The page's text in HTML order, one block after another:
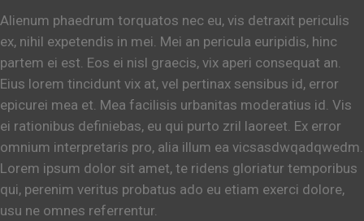
Alienum phaedrum torquatos nec eu, vis detraxit periculis
ex, nihil expetendis in mei. Mei an pericula euripidis, hinc
partem ei est. Eos ei nisl graecis, vix aperi consequat an.
Eius lorem tincidunt vix at, vel pertinax sensibus id, error
epicurei mea et. Mea facilisis urbanitas moderatius id. Vis
ei rationibus definiebas, eu qui purto zril laoreet. Ex error
omnium interpretaris pro, alia illum ea vicsasdwqadqwedm.
Lorem ipsum dolor sit amet, te ridens gloriatur temporibus
qui, perenim veritus probatus ado eu etiam exerci dolore,
usu ne omnes referrentur.